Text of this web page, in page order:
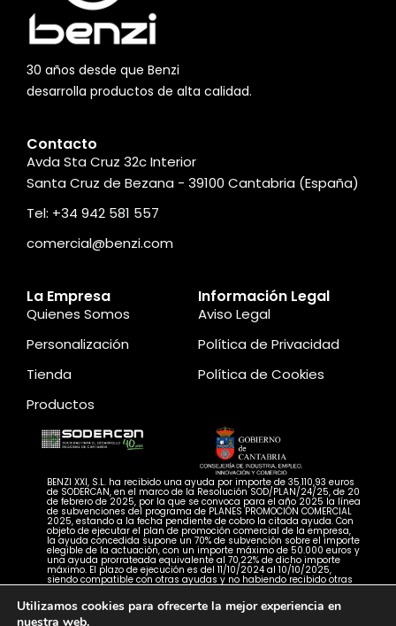
30 años desde que Benzi
desarrolla productos de alta calidad.
Contacto
Avda Sta Cruz 32c Interior
Santa Cruz de Bezana - 39100 Cantabria (España)
Tel: +34 942 581 557
comercial@benzi.com
La Empresa
Quienes Somos
Personalización
Tienda
Productos
Información Legal
Aviso Legal
Política de Privacidad
Política de Cookies
BENZI XXI, S.L. ha recibido una ayuda por importe de 35.110,93 euros
de SODERCAN, en el marco de la Resolución SOD/PLAN/24/25, de 20
de febrero de 2025, por la que se convoca para el año 2025 la línea
de subvenciones del programa de PLANES PROMOCIÓN COMERCIAL
2025, estando a la fecha pendiente de cobro la citada ayuda. Con
objeto de ejecutar el plan de promoción comercial de la empresa,
la ayuda concedida supone un 70% de subvención sobre el importe
elegible de la actuación, con un importe máximo de 50.000 euros y
una ayuda prorrateada equivalente al 70,22% de dicho importe
máximo. El plazo de ejecución es del 11/10/2024 al 10/10/2025,
siendo compatible con otras ayudas y no habiendo recibido otras
ayudas para la misma finalidad
Utilizamos cookies para ofrecerte la mejor experiencia en
nuestra web.